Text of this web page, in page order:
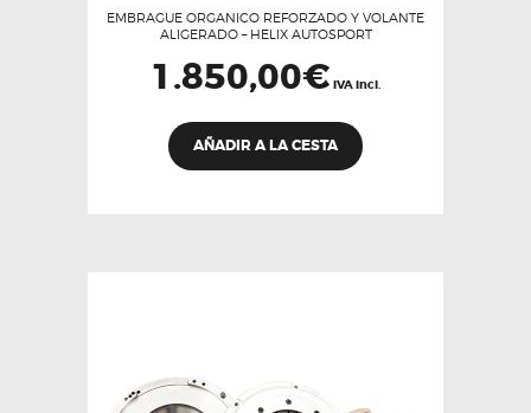
EMBRAGUE ORGANICO REFORZADO Y VOLANTE
ALIGERADO – HELIX AUTOSPORT
1.850,00€ IVA incl.
AÑADIR A LA CESTA